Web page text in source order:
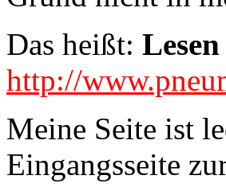
Das heißt:
http://
Meine Seite ist
Eingangsseite